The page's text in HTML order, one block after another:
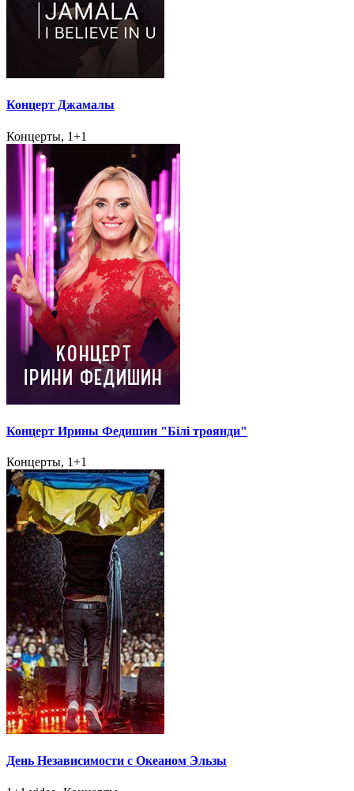
Концерт Джамалы
Концерты, 1+1
Концерт Ирины Федишин "Білі троянди"
Концерты, 1+1
День Независимости с Океаном Эльзы